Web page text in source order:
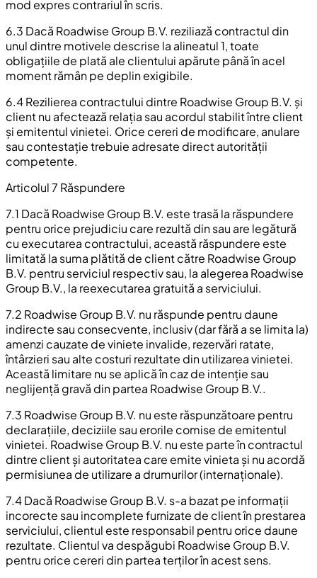
mod expres contrariul în scris.
6.3 Dacă Roadwise Group B.V. reziliază contractul din
unul dintre motivele descrise la alineatul 1, toate
obligațiile de plată ale clientului apărute până în acel
moment rămân pe deplin exigibile.
6.4 Rezilierea contractului dintre Roadwise Group B.V. și
client nu afectează relația sau acordul stabilit între client
și emitentul vinietei. Orice cereri de modificare, anulare
sau contestație trebuie adresate direct autorității
competente.
Articolul 7 Răspundere
7.1 Dacă Roadwise Group B.V. este trasă la răspundere
pentru orice prejudiciu care rezultă din sau are legătură
cu executarea contractului, această răspundere este
limitată la suma plătită de client către Roadwise Group
B.V. pentru serviciul respectiv sau, la alegerea Roadwise
Group B.V., la reexecutarea gratuită a serviciului.
7.2 Roadwise Group B.V. nu răspunde pentru daune
indirecte sau consecvente, inclusiv (dar fără a se limita la)
amenzi cauzate de viniete invalide, rezervări ratate,
întârzieri sau alte costuri rezultate din utilizarea vinietei.
Această limitare nu se aplică în caz de intenție sau
neglijență gravă din partea Roadwise Group B.V..
7.3 Roadwise Group B.V. nu este răspunzătoare pentru
declarațiile, deciziile sau erorile comise de emitentul
vinietei. Roadwise Group B.V. nu este parte în contractul
dintre client și autoritatea care emite vinieta și nu acordă
permisiunea de utilizare a drumurilor (internaționale).
7.4 Dacă Roadwise Group B.V. s-a bazat pe informații
incorecte sau incomplete furnizate de client în prestarea
serviciului, clientul este responsabil pentru orice daune
rezultate. Clientul va despăgubi Roadwise Group B.V.
pentru orice cereri din partea terților în acest sens.